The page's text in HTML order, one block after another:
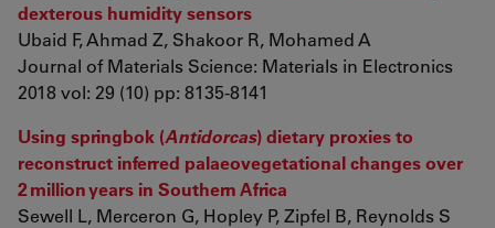
dexterous humidity sensors
Ubaid F, Ahmad Z, Shakoor R, Mohamed A
Journal of Materials Science: Materials in Electronics
2018 vol: 29 (10) pp: 8135-8141
Using springbok (Antidorcas) dietary proxies to
reconstruct inferred palaeovegetational changes over
2 million years in Southern Africa
Sewell L, Merceron G, Hopley P, Zipfel B, Reynolds S